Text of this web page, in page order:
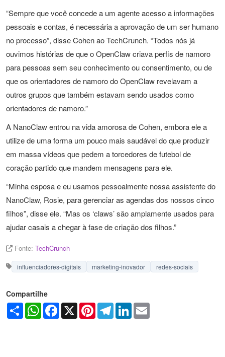
“Sempre que você concede a um agente acesso a informações
pessoais e contas, é necessária a aprovação de um ser humano
no processo”, disse Cohen ao TechCrunch. “Todos nós já
ouvimos histórias de que o OpenClaw criava perfis de namoro
para pessoas sem seu conhecimento ou consentimento, ou de
que os orientadores de namoro do OpenClaw revelavam a
outros grupos que também estavam sendo usados como
orientadores de namoro.”
A NanoClaw entrou na vida amorosa de Cohen, embora ele a
utilize de uma forma um pouco mais saudável do que produzir
em massa vídeos que pedem a torcedores de futebol de
coração partido que mandem mensagens para ele.
“Minha esposa e eu usamos pessoalmente nossa assistente do
NanoClaw, Rosie, para gerenciar as agendas dos nossos cinco
filhos”, disse ele. “Mas os ‘claws’ são amplamente usados para
ajudar casais a chegar à fase de criação dos filhos.”
Fonte: TechCrunch
influenciadores-digitais marketing-inovador redes-sociais
Compartilhe
Share WhatsAppFacebook
X PinterestTelegramLinkedIn